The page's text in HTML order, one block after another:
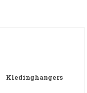
Kledinghangers